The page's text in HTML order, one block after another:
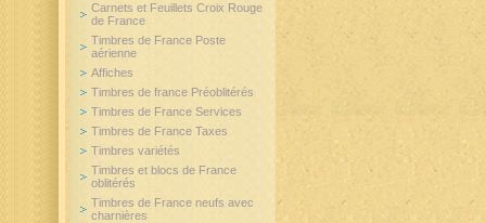
Carnets et Feuillets Croix Rouge
de France
Timbres de France Poste
aérienne
Affiches
Timbres de france Préoblitérés
Timbres de France Services
Timbres de France Taxes
Timbres variétés
Timbres et blocs de France
oblitérés
Timbres de France neufs avec
charnières